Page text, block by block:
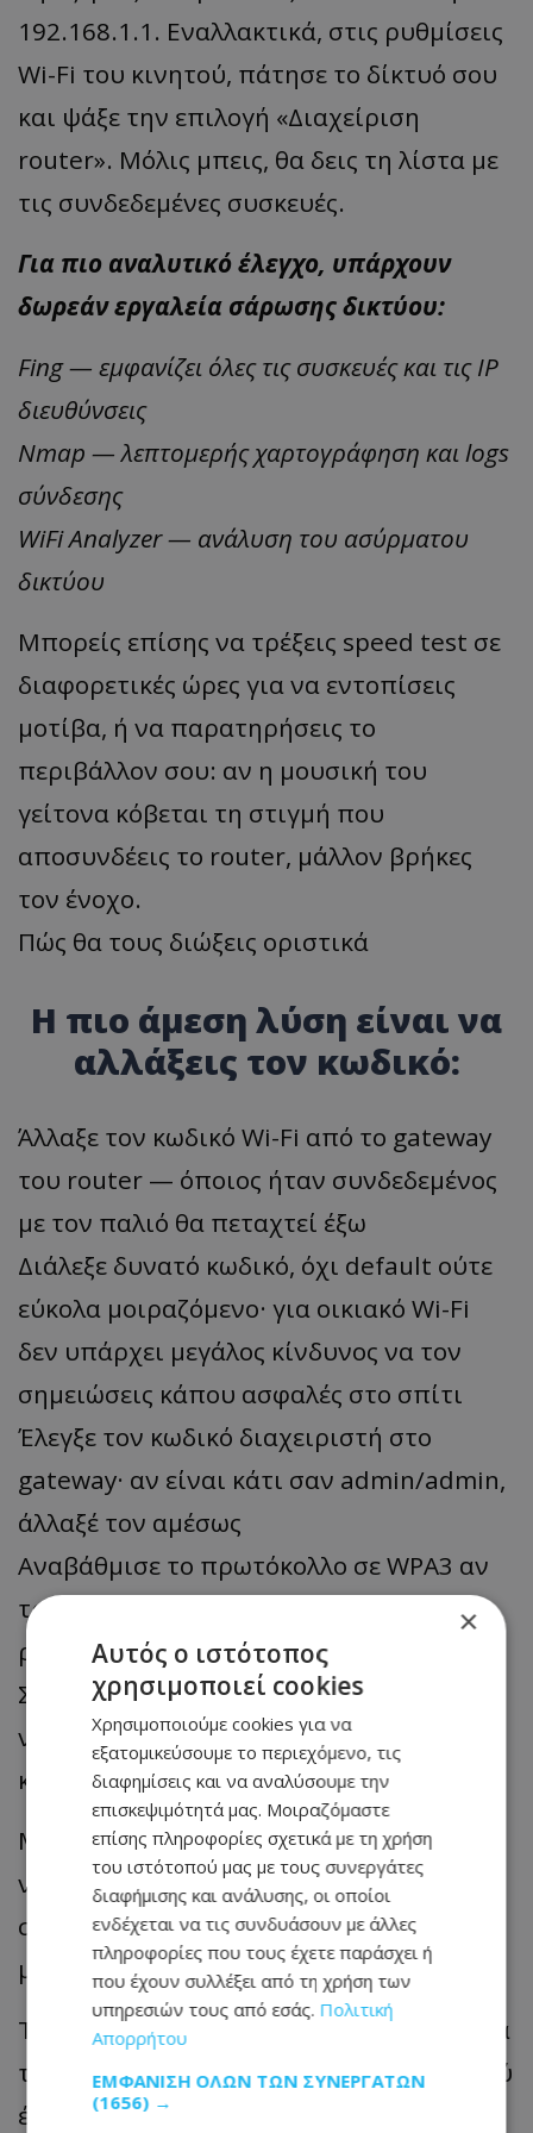
192.168.1.1. Εναλλακτικά, στις ρυθμίσεις
Wi-Fi του κινητού, πάτησε το δίκτυό σου
και ψάξε την επιλογή «Διαχείριση
router». Μόλις μπεις, θα δεις τη λίστα με
τις συνδεδεμένες συσκευές.
Για πιο αναλυτικό έλεγχο, υπάρχουν
δωρεάν εργαλεία σάρωσης δικτύου:
Fing — εμφανίζει όλες τις συσκευές και τις IP
διευθύνσεις
Nmap — λεπτομερής χαρτογράφηση και logs
σύνδεσης
WiFi Analyzer — ανάλυση του ασύρματου
δικτύου
Μπορείς επίσης να τρέξεις speed test σε
διαφορετικές ώρες για να εντοπίσεις
μοτίβα, ή να παρατηρήσεις το
περιβάλλον σου: αν η μουσική του
γείτονα κόβεται τη στιγμή που
αποσυνδέεις το router, μάλλον βρήκες
τον ένοχο.
Πώς θα τους διώξεις οριστικά
Η πιο άμεση λύση είναι να
αλλάξεις τον κωδικό:
Άλλαξε τον κωδικό Wi-Fi από το gateway
του router — όποιος ήταν συνδεδεμένος
με τον παλιό θα πεταχτεί έξω
Διάλεξε δυνατό κωδικό, όχι default ούτε
εύκολα μοιραζόμενο· για οικιακό Wi-Fi
δεν υπάρχει μεγάλος κίνδυνος να τον
σημειώσεις κάπου ασφαλές στο σπίτι
Έλεγξε τον κωδικό διαχειριστή στο
gateway· αν είναι κάτι σαν admin/admin,
άλλαξέ τον αμέσως
Αναβάθμισε το πρωτόκολλο σε WPA3 αν
τρέχεις παλιό WPA, μέσα από τις
ρυθμίσεις ασφαλείας του router
Στήσε δίκτυο guest για επισκέπτες, ώστε
να μένουν μακριά από το κύριο δίκτυο
και τις συσκευές σου
Μετά την αλλαγή κωδικού θα χρειαστεί
να ξανασυνδέσεις όλες τις δικές σου
συσκευές, καθώς θα έχουν αποσυνδεθεί
με τα παλιά στοιχεία.
Το «κλεμμένο» Wi-Fi δεν είναι απλώς θέμα
ταχύτητας — είναι θέμα ασφάλειας, αφού
ένας ξένος στο δίκτυό σου βλέπει κίνηση
×
Αυτός ο ιστότοπος
χρησιμοποιεί cookies
Χρησιμοποιούμε cookies για να
εξατομικεύσουμε το περιεχόμενο, τις
διαφημίσεις και να αναλύσουμε την
επισκεψιμότητά μας. Μοιραζόμαστε
επίσης πληροφορίες σχετικά με τη χρήση
του ιστότοπού μας με τους συνεργάτες
διαφήμισης και ανάλυσης, οι οποίοι
ενδέχεται να τις συνδυάσουν με άλλες
πληροφορίες που τους έχετε παράσχει ή
που έχουν συλλέξει από τη χρήση των
υπηρεσιών τους από εσάς. Πολιτική
Απορρήτου
ΕΜΦΆΝΙΣΗ ΌΛΩΝ ΤΩΝ ΣΥΝΕΡΓΑΤΏΝ
(1656) →